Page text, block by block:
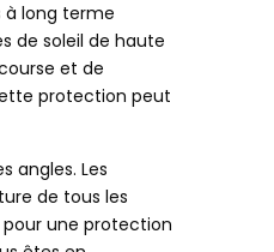
à long terme
de soleil de haute
et de
protection peut
angles. Les
de tous les
une protection